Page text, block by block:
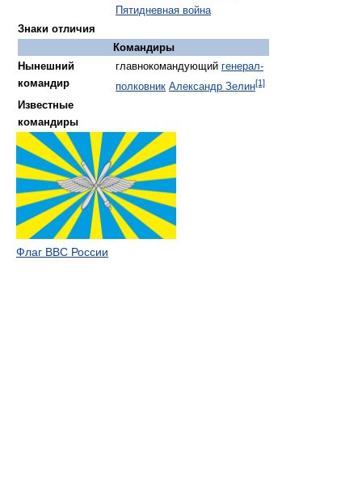
Пятидневная война
Знаки отличия
Командиры
Нынешний
командир
главнокомандующий генерал-
полковник Александр Зелин[1]
Известные
командиры
Флаг ВВС России